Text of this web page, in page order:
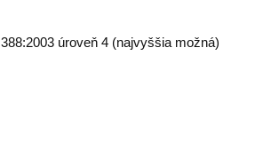
úroveň 4 (najvyššia možná)